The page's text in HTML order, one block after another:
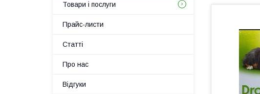
Товари і послуги
Прайс-листи
Статті
Про нас
Відгуки